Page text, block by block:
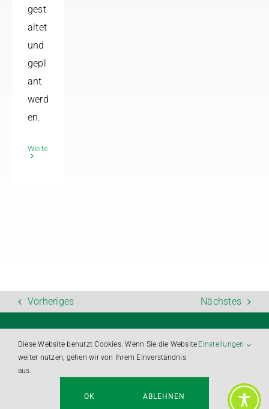
gest
altet
und
gepl
ant
werd
en.
Weiterlesen
Vorheriges Nächstes
Wir freuen uns auf Sie!
Diese Website benutzt Cookies. Wenn Sie die Website
weiter nutzen, gehen wir von Ihrem Einverständnis
aus.
Einstellungen
OK ABLEHNEN